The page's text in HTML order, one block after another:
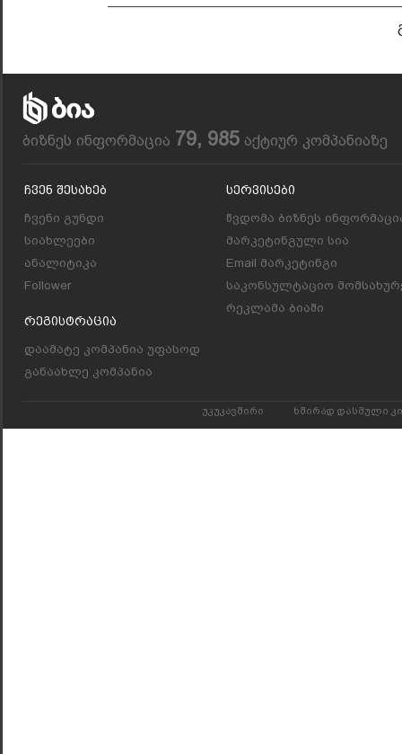
ბიზნეს ინფორმაცია 79, 985 აქტიურ კომპანიაზე
Ჩვენ Შესახებ
ჩვენი გუნდი
სიახლეები
ანალიტიკა
Follower
Რეგისტრაცია
დაამატე კომპანია უფასოდ
განაახლე კომპანია
Სერვისები
წვდომა ბიზნეს
მარკეტინგული სია
Email მარკეტინგი
საკონსულტაციო
რეკლამა ბიაში
უკუკავშირი ხშირად დასმული